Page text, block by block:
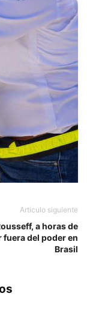
Artículo siguiente
a horas de
fuera del poder en
Brasil